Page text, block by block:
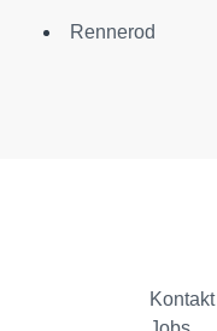
Rennerod
Kontakt